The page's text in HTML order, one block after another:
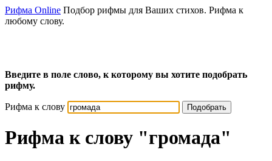
Рифма Online Подбор рифмы для Ваших стихов. Рифма к
любому слову.
Введите в поле слово, к которому вы хотите подобрать
рифму.
Рифма к слову Подобрать
Рифма к слову "громада"